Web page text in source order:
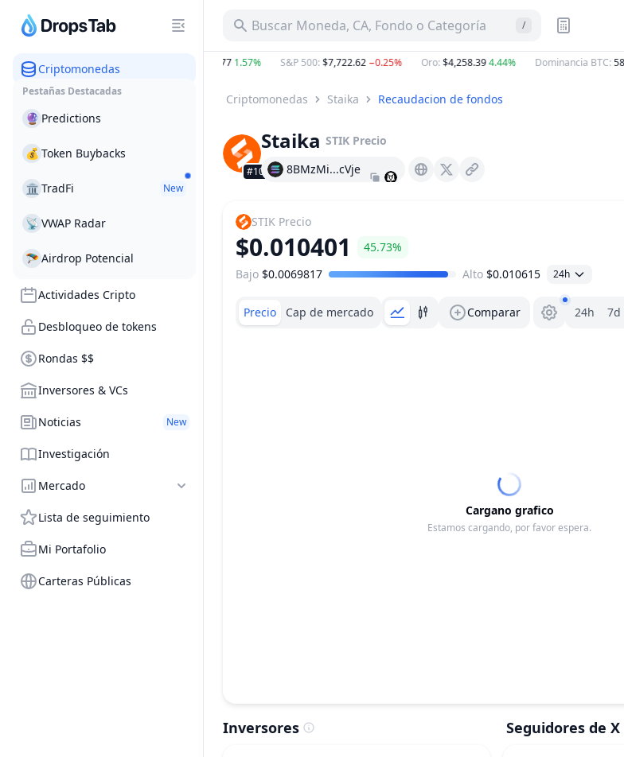
Criptomonedas
Pestañas Destacadas
🔮 Predictions
💰 Token Buybacks
🏛 TradFi New
📡 VWAP Radar
🪂Airdrop Potencial
Actividades Cripto
Desbloqueo de tokens
Rondas $$
Inversores & VCs
Noticias New
Investigación
Mercado
Lista de seguimiento
Mi Portafolio
Carteras Públicas
Buscar Moneda, CA, Fondo o Categoría /
BTC :$64,671.85 0.46% 1.57% S&P 500:$7,722.62−0.25% Oro:$4,258.394.44% Dominancia BTC:
Criptomonedas Staika Recaudacion de fondos
#10366
Staika STIK Precio
8BMzMi...cVje Staika.io X (Twitter)
STIK Precio
$0.010401 45.73%
Rango de precio
Bajo $0.0069817 Alto $0.010615 24h
Precio Cap de mercado Comparar Selector
24h 7d
Cargano grafico
Estamos cargando, por favor espera.
Inversores Seguidores de X